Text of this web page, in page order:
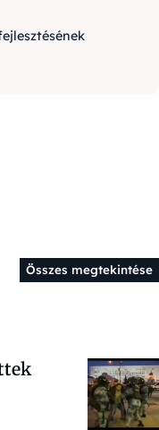
Összes megtekintése